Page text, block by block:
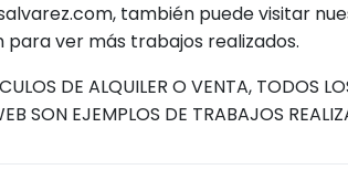
también puede visitar
ver más trabajos realizados.
DE ALQUILER O VENTA, TODOS
SON EJEMPLOS DE TRABAJOS